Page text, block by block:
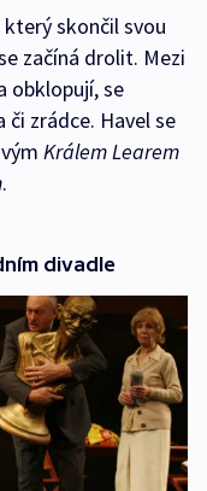
skončil svou
začíná drolit. Mezi
obklopují, se
zrádce. Havel se
Králem Learem
.
divadle